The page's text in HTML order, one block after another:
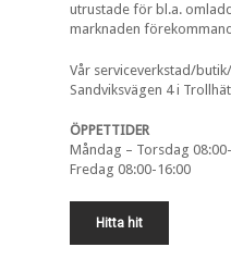
utrustade för bl.a.
marknaden
Vår serviceverkstad/
Sandviksvägen 4 i
ÖPPETTIDER
Måndag – Torsdag
Fredag 08:00-16:00
Hitta hit